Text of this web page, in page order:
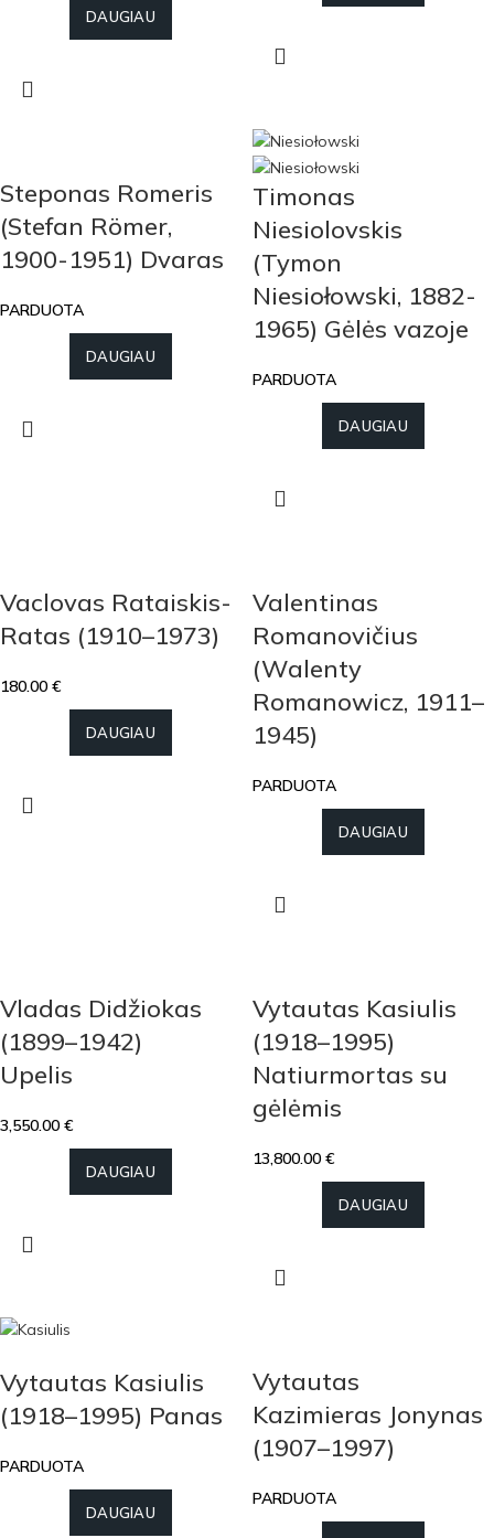
DAUGIAU
Steponas Romeris
(Stefan Römer,
1900-1951) Dvaras
PARDUOTA
DAUGIAU
Timonas
Niesiolovskis
(Tymon
Niesiołowski, 1882-
1965) Gėlės vazoje
PARDUOTA
DAUGIAU
Vaclovas Rataiskis-
Ratas (1910–1973)
180.00 €
DAUGIAU
Valentinas
Romanovičius
(Walenty
Romanowicz, 1911–
1945)
PARDUOTA
DAUGIAU
Vladas Didžiokas
(1899–1942)
Upelis
3,550.00 €
DAUGIAU
Vytautas Kasiulis
(1918–1995)
Natiurmortas su
gėlėmis
13,800.00 €
DAUGIAU
Vytautas Kasiulis
(1918–1995) Panas
PARDUOTA
DAUGIAU
Vytautas
Kazimieras Jonynas
(1907–1997)
PARDUOTA